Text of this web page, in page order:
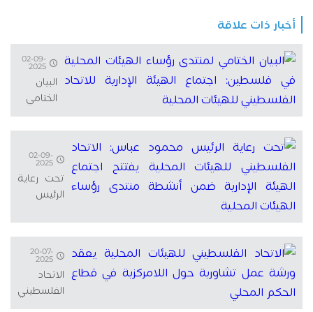
ضمن م...
أخبار ذات علاقة
02-09-
2025
البيان
الختامي
رؤساء
المحلية
في
فلسطين:
الهيئ...
02-09-
2025
تحت رعاية
الرئيس
عباس:
الفلسطيني
للهيئات
المحلية
20-07-
2025
الاتحاد
الفلسطيني